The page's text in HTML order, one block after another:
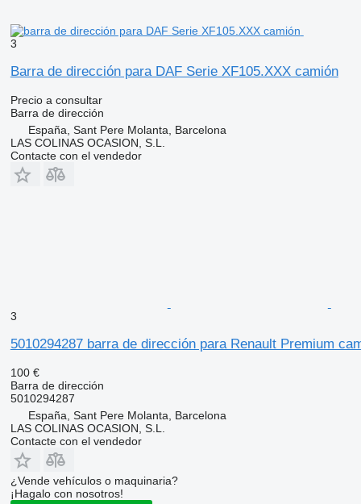
3
Barra de dirección para DAF Serie XF105.XXX camión
Precio a consultar
Barra de dirección
España, Sant Pere Molanta, Barcelona
LAS COLINAS OCASION, S.L.
Contacte con el vendedor
3
5010294287 barra de dirección para Renault Premium
100 €
Barra de dirección
5010294287
España, Sant Pere Molanta, Barcelona
LAS COLINAS OCASION, S.L.
Contacte con el vendedor
¿Vende vehículos o maquinaria?
¡Hagalo con nosotros!